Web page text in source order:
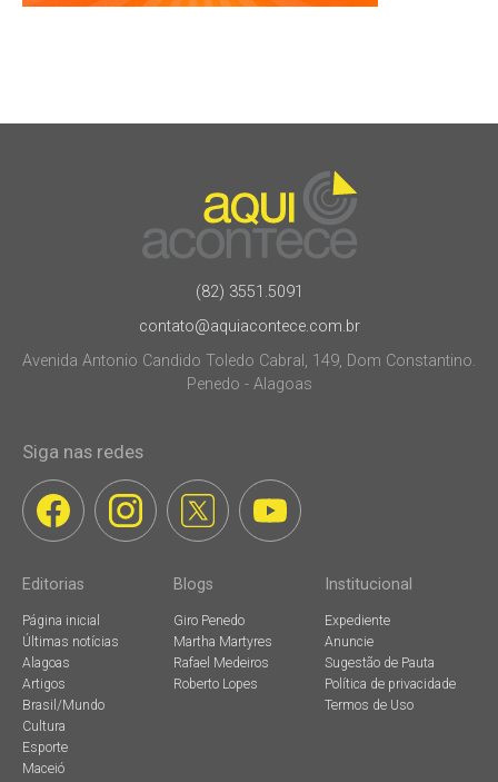
(82) 3551.5091
contato@aquiacontece.com.br
Avenida Antonio Candido Toledo Cabral, 149, Dom Constantino.
Penedo - Alagoas
Siga nas redes
Editorias
Página inicial
Últimas notícias
Alagoas
Artigos
Brasil/Mundo
Cultura
Esporte
Maceió
Blogs
Giro Penedo
Martha Martyres
Rafael Medeiros
Roberto Lopes
Institucional
Expediente
Anuncie
Sugestão de Pauta
Política de privacidade
Termos de Uso